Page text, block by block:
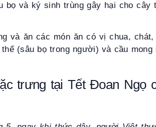
bọ và ký sinh trùng gây hại cho cây
và ăn các món ăn có vị chua,
(sâu bọ trong người) và cầu mong
trưng tại Tết Đoan Ngọ